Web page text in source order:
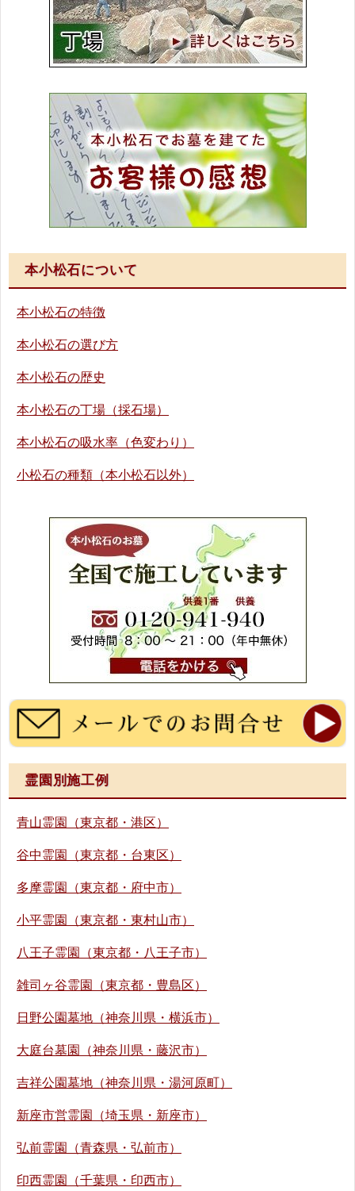
本小松石について
本小松石の特徴
本小松石の選び方
本小松石の歴史
本小松石の丁場（採石場）
本小松石の吸水率（色変わり）
小松石の種類（本小松石以外）
霊園別施工例
青山霊園（東京都・港区）
谷中霊園（東京都・台東区）
多摩霊園（東京都・府中市）
小平霊園（東京都・東村山市）
八王子霊園（東京都・八王子市）
雑司ヶ谷霊園（東京都・豊島区）
日野公園墓地（神奈川県・横浜市）
大庭台墓園（神奈川県・藤沢市）
吉祥公園墓地（神奈川県・湯河原町）
新座市営霊園（埼玉県・新座市）
弘前霊園（青森県・弘前市）
印西霊園（千葉県・印西市）